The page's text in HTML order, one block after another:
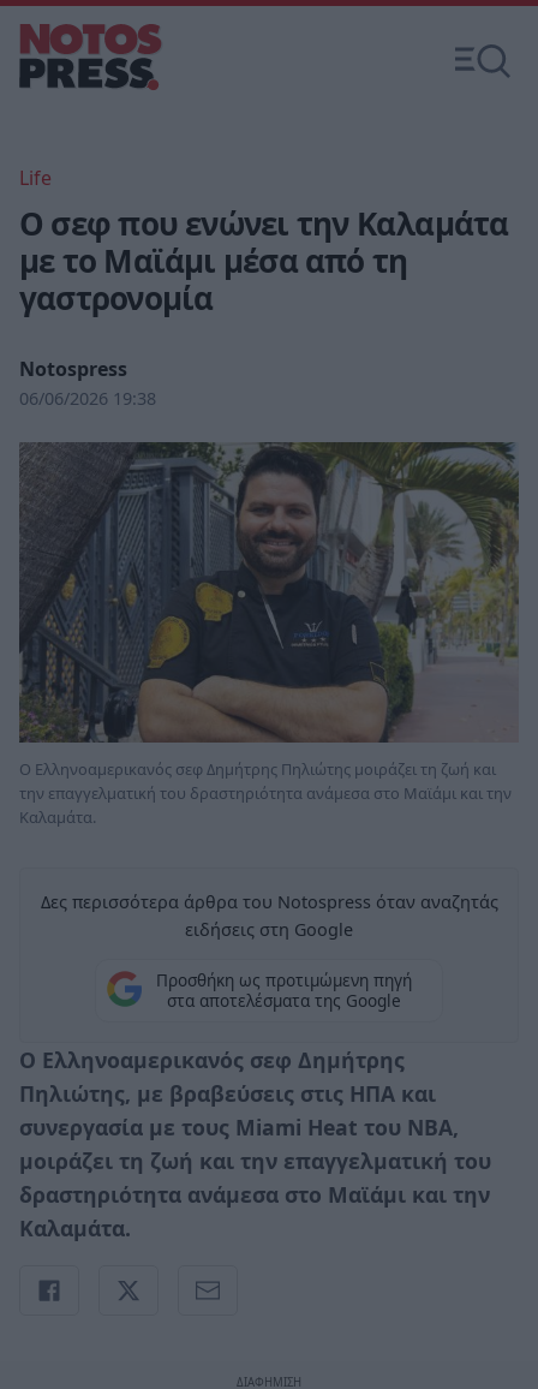
Life
Ο σεφ που ενώνει την Καλαμάτα
με το Μαϊάμι μέσα από τη
γαστρονομία
Notospress
06/06/2026 19:38
Ο Ελληνοαμερικανός σεφ Δημήτρης Πηλιώτης μοιράζει τη ζωή και
την επαγγελματική του δραστηριότητα ανάμεσα στο Μαϊάμι και την
Καλαμάτα.
Δες περισσότερα άρθρα του Notospress όταν αναζητάς
ειδήσεις στη Google
Προσθήκη ως προτιμώμενη πηγή
στα αποτελέσματα της Google
Ο Ελληνοαμερικανός σεφ Δημήτρης
Πηλιώτης, με βραβεύσεις στις ΗΠΑ και
συνεργασία με τους Miami Heat του NBA,
μοιράζει τη ζωή και την επαγγελματική του
δραστηριότητα ανάμεσα στο Μαϊάμι και την
Καλαμάτα.